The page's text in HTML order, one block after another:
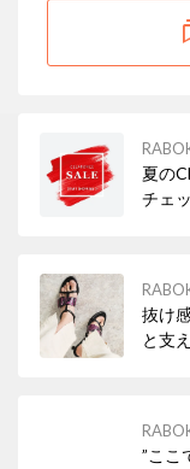
夏の
チェ
抜け
と支
”ここ